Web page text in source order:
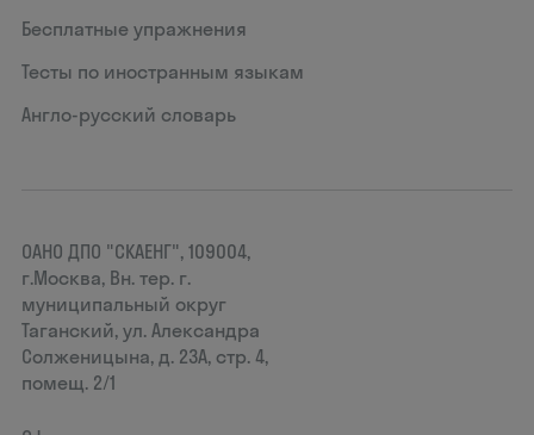
Бесплатные упражнения
Тесты по иностранным языкам
Англо-русский словарь
ОАНО ДПО "СКАЕНГ", 109004,
г.Москва, Вн. тер. г.
муниципальный округ
Таганский, ул. Александра
Солженицына, д. 23А, стр. 4,
помещ. 2/1